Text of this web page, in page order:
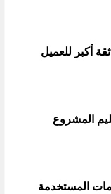
أكبر للعميل
المشروع
المستخدمة